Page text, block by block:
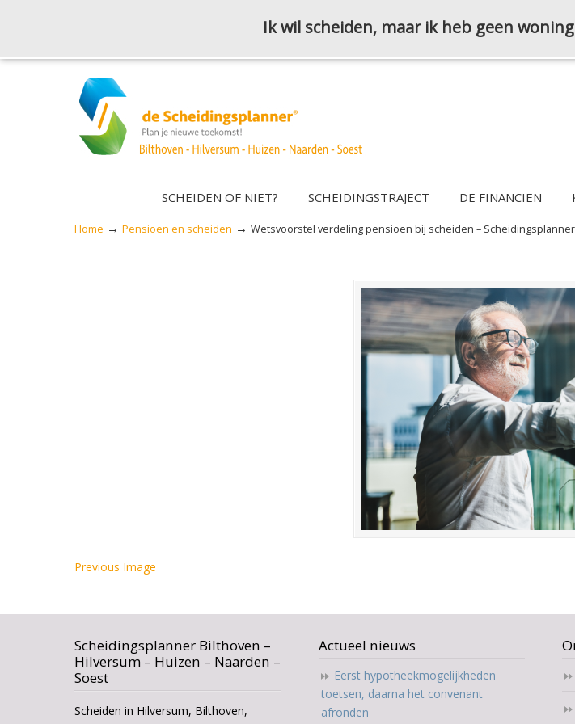
SCHEIDEN OF NIET? SCHEIDINGSTRAJECT DE FINANCIËN
Home → Pensioen en scheiden → Wetsvoorstel verdeling pensioen bij scheiden – Scheidingsplanner
Previous Image
Scheidingsplanner Bilthoven –
Hilversum – Huizen – Naarden –
Soest
Scheiden in Hilversum, Bilthoven,
Actueel nieuws
Eerst hypotheekmogelijkheden
toetsen, daarna het convenant
afronden
Ik wil scheiden, maar ik heb geen